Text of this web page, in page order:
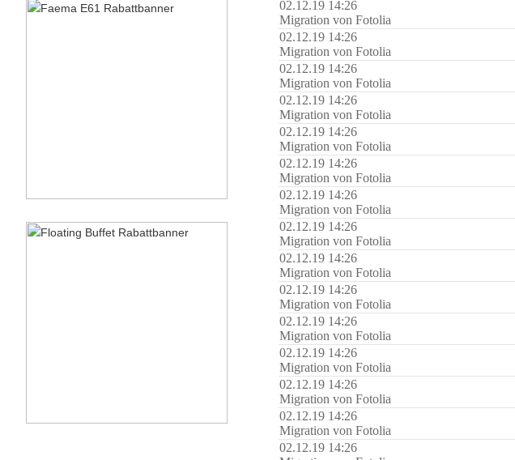
02.12.19 14:26
Migration von Fotolia
02.12.19 14:26
Migration von Fotolia
02.12.19 14:26
Migration von Fotolia
02.12.19 14:26
Migration von Fotolia
02.12.19 14:26
Migration von Fotolia
02.12.19 14:26
Migration von Fotolia
02.12.19 14:26
Migration von Fotolia
02.12.19 14:26
Migration von Fotolia
02.12.19 14:26
Migration von Fotolia
02.12.19 14:26
Migration von Fotolia
02.12.19 14:26
Migration von Fotolia
02.12.19 14:26
Migration von Fotolia
02.12.19 14:26
Migration von Fotolia
02.12.19 14:26
Migration von Fotolia
02.12.19 14:26